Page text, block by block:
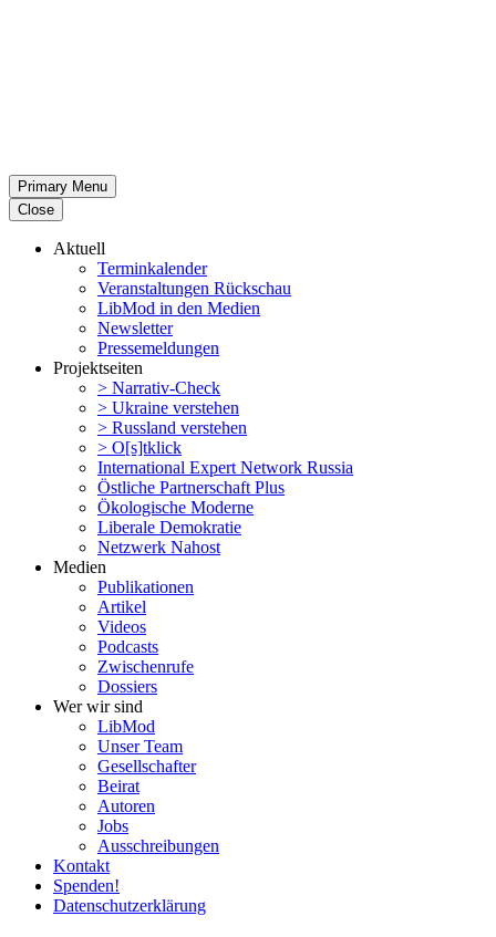
Primary Menu
Close
Aktuell
Termin­ka­lender
Veran­stal­tungen Rückschau
LibMod in den Medien
Newsletter
Presse­mel­dungen
Projekt­seiten
> Narrativ-Check
> Ukraine verstehen
> Russland verstehen
> O[s]tklick
Inter­na­tional Expert Network Russia
Östliche Partner­schaft Plus
Ökolo­gische Moderne
Liberale Demokratie
Netzwerk Nahost
Medien
Publi­ka­tionen
Artikel
Videos
Podcasts
Zwischenrufe
Dossiers
Wer wir sind
LibMod
Unser Team
Gesell­schafter
Beirat
Autoren
Jobs
Ausschrei­bungen
Kontakt
Spenden!
Daten­schutz­er­klärung